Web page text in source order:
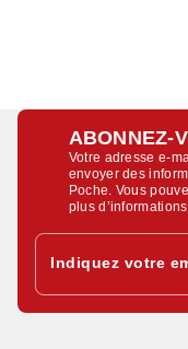
ABONNEZ-
Votre adresse e-
envoyer des
Poche. Vous
plus
Indiquez votre